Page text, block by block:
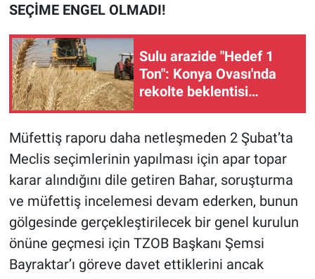
SEÇİME ENGEL OLMADI!
Sulu arazide "Hedef 1
Ton": Konya Ovası'nda
rekolte beklentisi
zirvede!
Müfettiş raporu daha netleşmeden 2 Şubat’ta
Meclis seçimlerinin yapılması için apar topar
karar alındığını dile getiren Bahar, soruşturma
ve müfettiş incelemesi devam ederken, bunun
gölgesinde gerçekleştirilecek bir genel kurulun
önüne geçmesi için TZOB Başkanı Şemsi
Bayraktar’ı göreve davet ettiklerini ancak